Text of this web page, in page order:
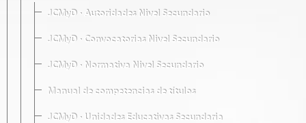
JCMyD · Autoridades Nivel Secundario
JCMyD · Convocatorias Nivel Secundario
JCMyD · Normativa Nivel Secundario
Manual de competencias de títulos
JCMyD · Unidades Educativas Secundaria